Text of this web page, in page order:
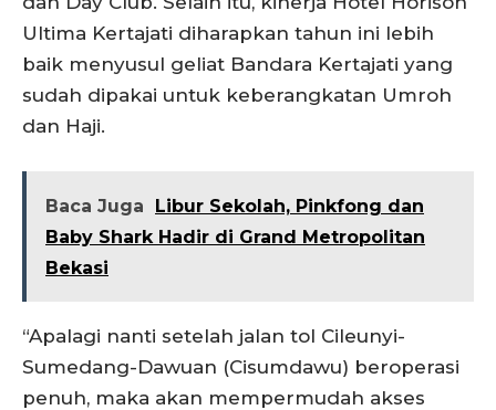
Ultima Kertajati diharapkan tahun ini lebih
baik menyusul geliat Bandara Kertajati yang
sudah dipakai untuk keberangkatan Umroh
dan Haji.
Baca Juga
Libur Sekolah, Pinkfong dan
Baby Shark Hadir di Grand Metropolitan
Bekasi
“Apalagi nanti setelah jalan tol Cileunyi-
Sumedang-Dawuan (Cisumdawu) beroperasi
penuh, maka akan mempermudah akses